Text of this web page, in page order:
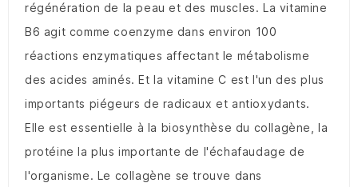
régénération de la peau et des muscles. La vitamine
B6 agit comme coenzyme dans environ 100
réactions enzymatiques affectant le métabolisme
des acides aminés. Et la vitamine C est l'un des plus
importants piégeurs de radicaux et antioxydants.
Elle est essentielle à la biosynthèse du collagène, la
protéine la plus importante de l'échafaudage de
l'organisme. Le collagène se trouve dans